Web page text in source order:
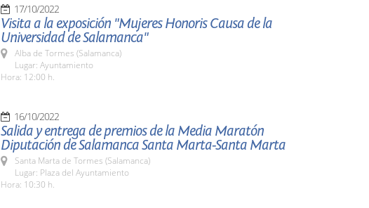
17/10/2022
Visita a la exposición "Mujeres Honoris Causa de la
Universidad de Salamanca"
Alba de Tormes (Salamanca)
Lugar: Ayuntamiento
Hora: 12:00 h.
16/10/2022
Salida y entrega de premios de la Media Maratón
Diputación de Salamanca Santa Marta-Santa Marta
Santa Marta de Tormes (Salamanca)
Lugar: Plaza del Ayuntamiento
Hora: 10:30 h.